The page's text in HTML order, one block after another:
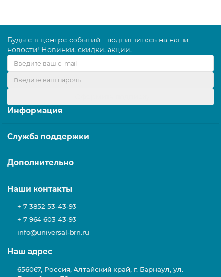
Будьте в центре событий - подпишитесь на наши
новости! Новинки, скидки, акции.
Информация
Служба поддержки
Дополнительно
Наши контакты
+ 7 3852 53-43-93
+ 7 964 603 43-93
info@universal-brn.ru
Наш адрес
656067, Россия, Алтайский край, г. Барнаул, ул.